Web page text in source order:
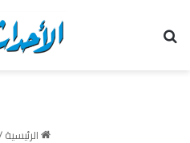
الرئيسية